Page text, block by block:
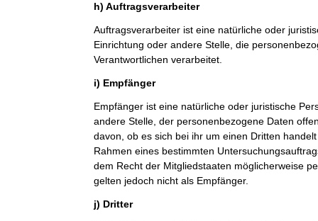
h) Auftragsverarbeiter
Auftragsverarbeiter ist eine natürliche oder
Einrichtung oder andere Stelle, die
Verantwortlichen verarbeitet.
i) Empfänger
Empfänger ist eine natürliche oder juristische
andere Stelle, der personenbezogene Daten
davon, ob es sich bei ihr um einen Dritten
Rahmen eines bestimmten
dem Recht der Mitgliedstaaten möglicherweise
gelten jedoch nicht als Empfänger.
j) Dritter